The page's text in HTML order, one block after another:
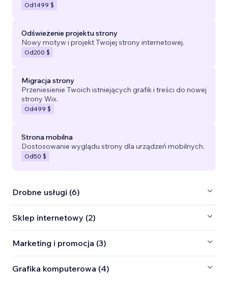
Od1499 $
Odświeżenie projektu strony
Nowy motyw i projekt Twojej strony internetowej.
Od200 $
Migracja strony
Przeniesienie Twoich istniejących grafik i treści do nowej
strony Wix.
Od499 $
Strona mobilna
Dostosowanie wyglądu strony dla urządzeń mobilnych.
Od50 $
Drobne usługi (6)
Sklep internetowy (2)
Marketing i promocja (3)
Grafika komputerowa (4)